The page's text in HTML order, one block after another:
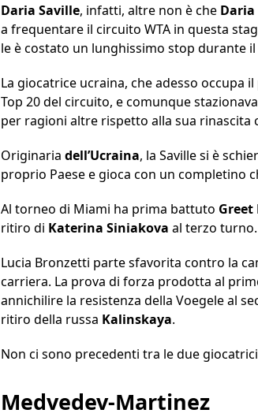
Daria Saville, infatti, altre non è che Daria
a frequentare il circuito WTA in questa
le è costato un lunghissimo stop durante
La giocatrice ucraina, che adesso occupa
Top 20 del circuito, e comunque
per ragioni altre rispetto alla sua rinascita
Originaria dell’Ucraina, la Saville si è
proprio Paese e gioca con un completino
Al torneo di Miami ha prima battuto Greet
ritiro di Katerina Siniakova al terzo turno.
Lucia Bronzetti parte sfavorita contro la
carriera. La prova di forza prodotta al
annichilire la resistenza della Voegele al
ritiro della russa Kalinskaya.
Non ci sono precedenti tra le due
Medvedev-Martinez